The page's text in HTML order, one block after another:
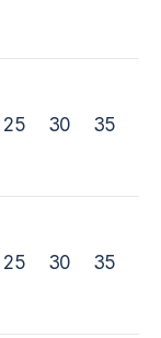
25 30 35
25 30 35